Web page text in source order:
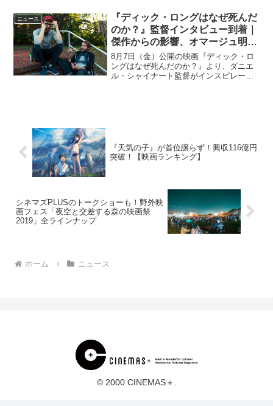
ブコメの帝王、ヒュー・グラントがみ
せ...
ニュース
『ディック・ロングはなぜ死んだ
のか？』監督インタビュー到着｜
傑作からの影響、オマージュ明か
す
8月7日（金）公開の映画『ディック・ロ
ングはなぜ死んだのか？』より、ダニエ
ル・シャイナート監督がインスピレーシ
『天気の子』が首位譲らず！興収116億円
突破！【映画ランキング】
シネマズPLUSのトークショーも！野外映
画フェス「夜空と交差する森の映画祭
2019」全ラインナップ
ホーム ニュース
© 2000 CINEMAS＋.